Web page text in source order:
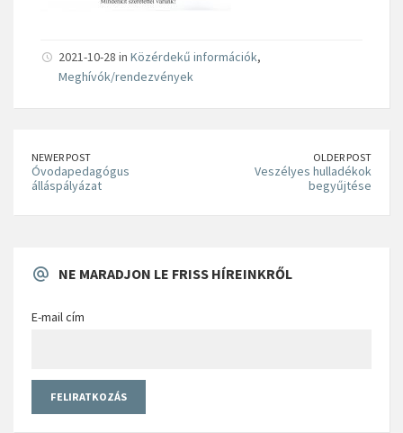
2021-10-28 in Közérdekű információk,
Meghívók/rendezvények
NEWER POST
Óvodapedagógus
álláspályázat
OLDER POST
Veszélyes hulladékok
begyűjtése
NE MARADJON LE FRISS HÍREINKRŐL
E-mail cím